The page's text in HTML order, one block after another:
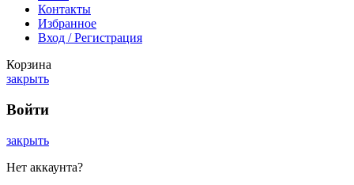
Контакты
Избранное
Вход / Регистрация
Корзина
закрыть
Войти
закрыть
Нет аккаунта?